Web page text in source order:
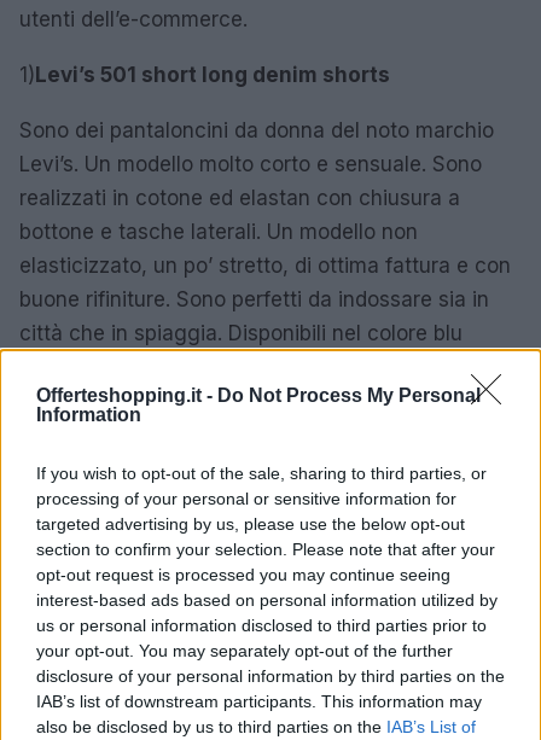
Offerteshopping.it - Do Not Process My Personal
Information
If you wish to opt-out of the sale, sharing to third parties, or
processing of your personal or sensitive information for
targeted advertising by us, please use the below opt-out
section to confirm your selection. Please note that after your
opt-out request is processed you may continue seeing
interest-based ads based on personal information utilized by
us or personal information disclosed to third parties prior to
your opt-out. You may separately opt-out of the further
disclosure of your personal information by third parties on the
IAB’s list of downstream participants. This information may
also be disclosed by us to third parties on the IAB’s List of
utenti dell’e-commerce.
1) Levi’s 501 short long denim shorts
Sono dei pantaloncini da donna del noto marchio
Levi’s. Un modello molto corto e sensuale. Sono
realizzati in cotone ed elastan con chiusura a
bottone e tasche laterali. Un modello non
elasticizzato, un po’ stretto, di ottima fattura e con
buone rifiniture. Sono perfetti da indossare sia in
città che in spiaggia. Disponibili nel colore blu
Vedi su Amazon
Un abito maxi con scollo a V che è possibile
regolare dalla stampa floreale, in stile boho e molto
sexy. Un modello dalla schiena scollata e vita alta
con scollo a barchetta e adatto per varie occasioni.
Disponibile nel colore rosso, nero e anche beige. In
poliestere e cotone, molto morbido e comodo, oltre
a essere leggero, quindi perfetto per l’estate.